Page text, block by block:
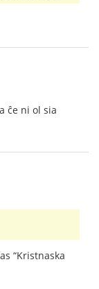
ĉe ni ol sia
“Kristnaska